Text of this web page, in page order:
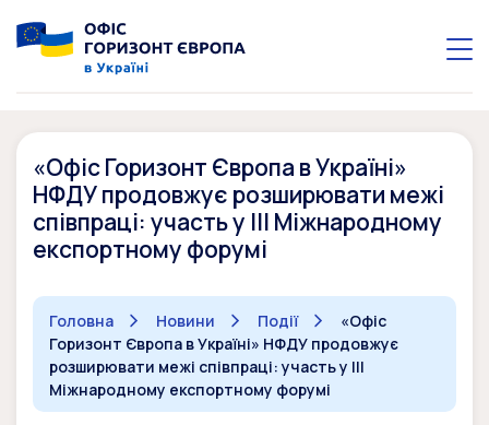
«Офіс Горизонт Європа в Україні»
НФДУ продовжує розширювати межі
співпраці: участь у ІІІ Міжнародному
експортному форумі
Головна Новини Події
«Офіс
Горизонт Європа в Україні» НФДУ продовжує
розширювати межі співпраці: участь у ІІІ
Міжнародному експортному форумі